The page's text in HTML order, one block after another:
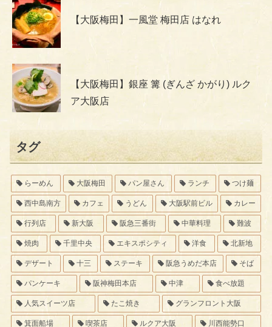
【大阪梅田】一風堂 梅田店 はなれ
【大阪梅田】銀座 篝 (ぎんざ かがり) ルク
ア大阪店
タグ
らーめん 大阪梅田 パン屋さん ランチ つけ麺
西中島南方 カフェ うどん 大阪駅前ビル カレー
行列店 新大阪 阪急三番街 中華料理 難波
焼肉 千里中央 エキスポシティ 洋食 北新地
デザート 十三 ステーキ 阪急うめだ本店 そば
パンケーキ 阪神梅田本店 中津 食べ放題
人気スイーツ店 たこ焼き グランフロント大阪
箕面船場 喫茶店 ルクア大阪 川西能勢口